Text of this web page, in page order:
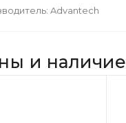
Advantech
и наличие